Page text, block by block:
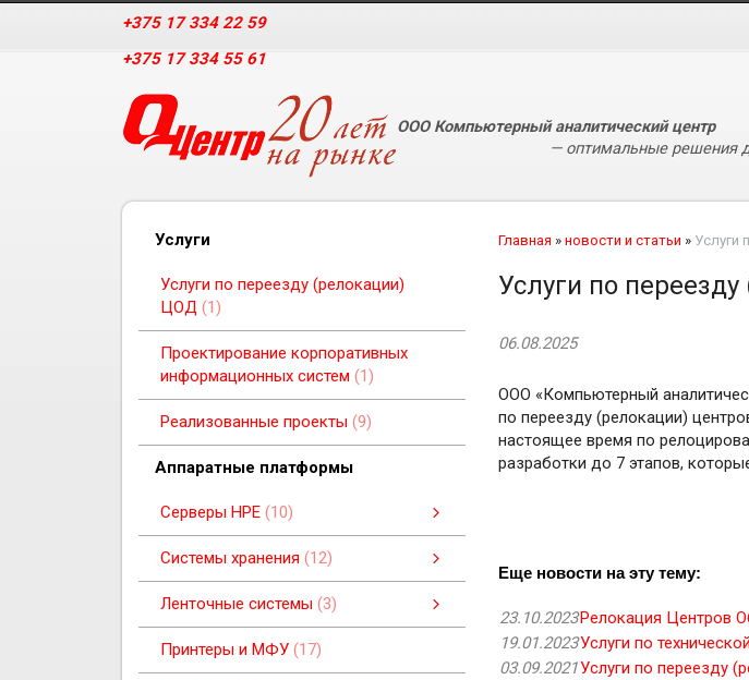
+375 17 334 22 59
+375 17 334 55 61
ООО Компьютерный аналитический центр
— оптимальные решения
Услуги
Услуги по переезду (релокации)
ЦОД
1
Проектирование корпоративных
информационных систем
1
Реализованные проекты 9
Aппаратные платформы
Серверы HPE 10
Системы хранения 12
Ленточные системы 3
Принтеры и МФУ 17
Главная » новости и статьи » Услуги
Услуги по
06.08.2025
ООО «Компьютерный
по переезду (релокации)
настоящее время по
разработки до 7 этапов,
Еще новости на эту тему:
23.10.2023Релокация Центров
19.01.2023Услуги по
03.09.2021Услуги по переезду